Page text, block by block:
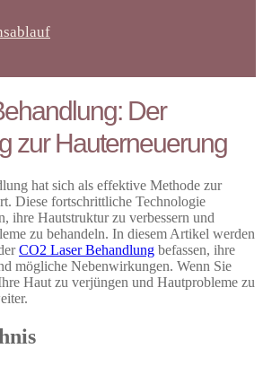
Der
zur Hauterneuerung
hat sich als effektive Methode zur
Diese fortschrittliche Technologie
ihre Hautstruktur zu verbessern und
zu behandeln. In diesem Artikel werden
CO2 Laser Behandlung befassen, ihre
mögliche Nebenwirkungen. Wenn Sie
Haut zu verjüngen und Hautprobleme zu